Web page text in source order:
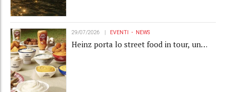
29/07/2026 EVENTI NEWS
Heinz porta lo street food in tour, un